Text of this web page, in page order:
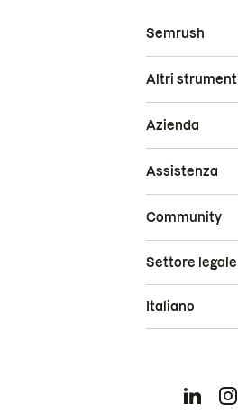
Semrush
Altri
Azienda
Assistenza
Community
Settore legale
Italiano